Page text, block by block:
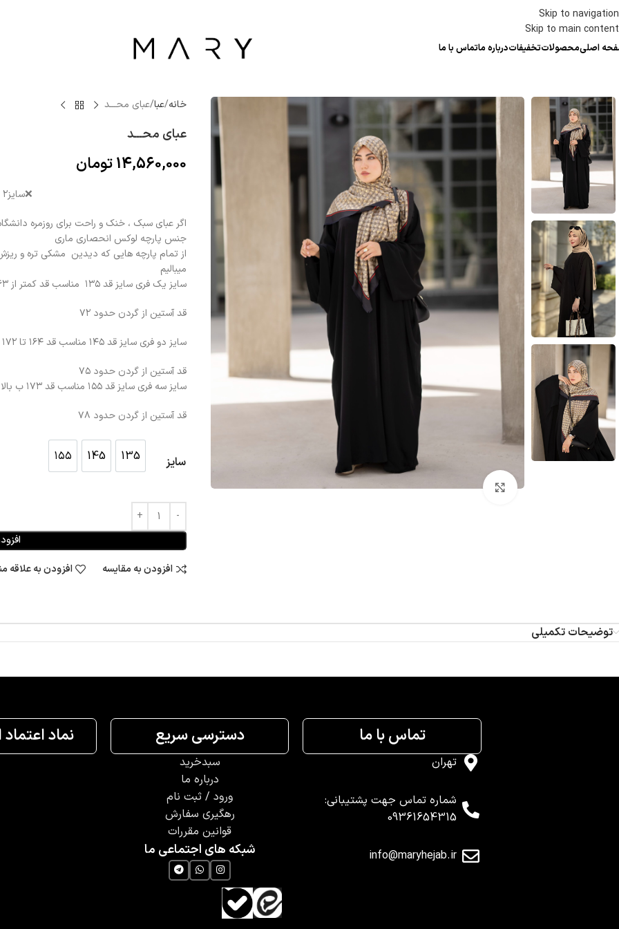
Skip to navigation
Skip to main content
اصلیمحصولاتتخفیفاتدرباره ماتماس با ما
بزرگنمایی تصویر
خانه عبا عبای محـــد
عبای محـــد
14,560,000تومان
❌️سایز۲ ارسال فوری نداره❌️
اگر عبای سبک ، خنک و راحت برای روزمره
جنس پارچه لوکس انحصاری ماری
از تمام پارچه هایی که دیدین مشکی تره و
میبالیم
سایز یک فری سایز قد ۱۳۵ مناسب قد کمتر از ۱۶۳
قد آستین از گردن حدود ۷۲
سایز دو فری سایز قد ۱۴۵ مناسب قد ۱۶۴ تا ۱۷۲
قد آستین از گردن حدود ۷۵
سایز سه فری سایز قد ۱۵۵ مناسب قد ۱۷۳ ب بالا
قد آستین از گردن حدود ۷۸
سایز 135
135
145
145 ۱۵۵
۱۵۵
افزودن به مقایسه
افزودن به علاقه
توضیحات تکمیلی
تماس با ما
تهران
شماره تماس جهت پشتیبانی:
09361654315
info@maryhejab.ir
دسترسی سریع
سبدخرید
درباره ما
ورود / ثبت نام
رهگیری سفارش
قوانین مقررات
شبکه های اجتماعی ما
نماد